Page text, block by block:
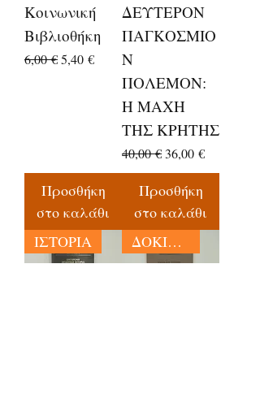
Κοινωνική
Βιβλιοθήκη
Κανονική τιμή
6,00 € Τιμή Έκπτωσης
5,40 €
Προσθήκη
στο καλάθι
ΔΕΥΤΕΡΟΝ
ΠΑΓΚΟΣΜΙΟ
Ν
ΠΟΛΕΜΟΝ:
Η ΜΑΧΗ
ΤΗΣ ΚΡΗΤΗΣ
Κανονική τιμή
40,00 € Τιμή Έκπτωσης
36,00 €
Προσθήκη
στο καλάθι
ΙΣΤΟΡΙΑ
ΔΟΚΙΜΙΑ